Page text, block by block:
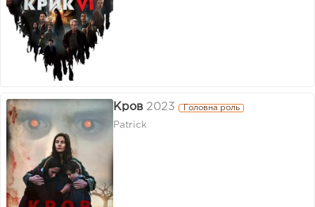
Кров 2023 Головна роль
Patrick